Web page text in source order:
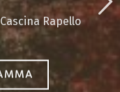
Rapello